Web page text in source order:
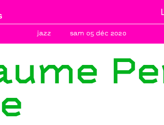
jazz sam 05 déc 2020